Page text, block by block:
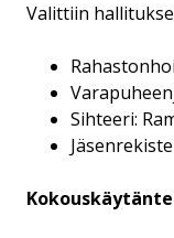
Valittiin
Sihteeri: